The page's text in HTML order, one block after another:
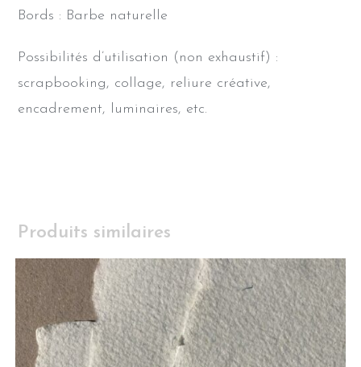
Bords : Barbe naturelle
Possibilités d’utilisation (non exhaustif) :
scrapbooking, collage, reliure créative,
encadrement, luminaires, etc.
Produits similaires